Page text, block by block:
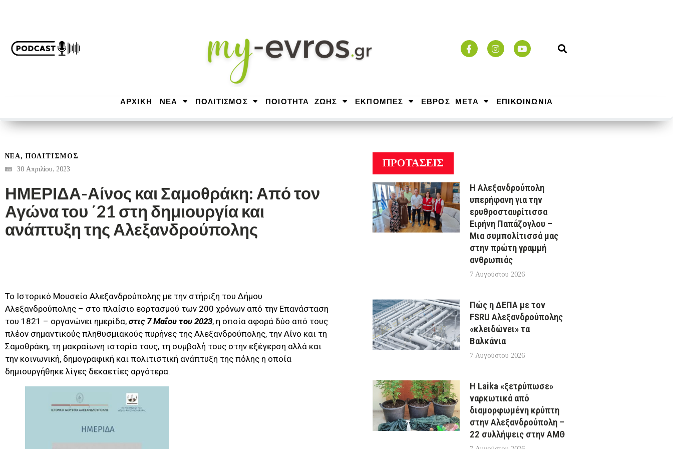
ΑΡΧΙΚΉ ΝΕΑ ΠΟΛΙΤΙΣΜΟΣ ΠΟΙΟΤΗΤΑ ΖΩΗΣ ΕΚΠΟΜΠΕΣ ΕΒΡΟΣ ΜΕΤΑ ΕΠΙΚΟΙΝΩΝΙΑ
ΝΕΑ,ΠΟΛΙΤΙΣΜΟΣ
30 Απριλίου, 2023
ΗΜΕΡΙΔΑ-Αίνος και Σαμοθράκη: Από τον
Αγώνα του ΄21 στη δημιουργία και
ανάπτυξη της Αλεξανδρούπολης
Το Ιστορικό Μουσείο Αλεξανδρούπολης με την στήριξη του Δήμου
Αλεξανδρούπολης – στο πλαίσιο εορτασμού των 200 χρόνων από την Επανάσταση
του 1821 – οργανώνει ημερίδα, στις 7 Μαΐου του 2023, η οποία αφορά δύο από τους
πλέον σημαντικούς πληθυσμιακούς πυρήνες της Αλεξανδρούπολης, την Αίνο και τη
Σαμοθράκη, τη μακραίωνη ιστορία τους, τη συμβολή τους στην εξέγερση αλλά και
την κοινωνική, δημογραφική και πολιτιστική ανάπτυξη της πόλης η οποία
δημιουργήθηκε λίγες δεκαετίες αργότερα.
ΠΡΟΤΑΣΕΙΣ
Η Αλεξανδρούπολη
υπερήφανη για την
ερυθροσταυρίτισσα
Ειρήνη Παπάζογλου –
Μια συμπολίτισσά μας
στην πρώτη γραμμή
ανθρωπιάς
7 Αυγούστου 2026
Πώς η ΔΕΠΑ με τον
FSRU Αλεξανδρούπολης
«κλειδώνει» τα
Βαλκάνια
7 Αυγούστου 2026
Η Laika «ξετρύπωσε»
ναρκωτικά από
διαμορφωμένη κρύπτη
στην Αλεξανδρούπολη –
22 συλλήψεις στην ΑΜΘ